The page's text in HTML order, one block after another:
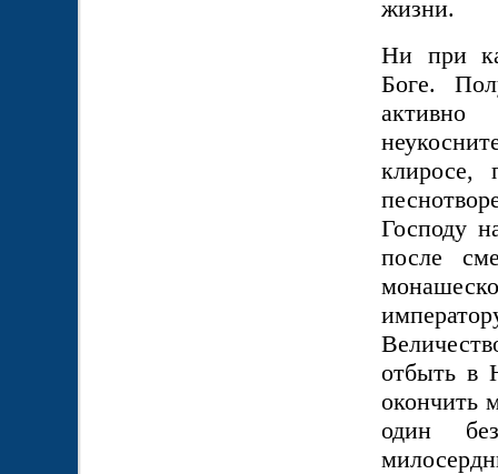
жизни.
Ни при
Боге.
клиросе,
Господу
после
отбыть в
окончить
один